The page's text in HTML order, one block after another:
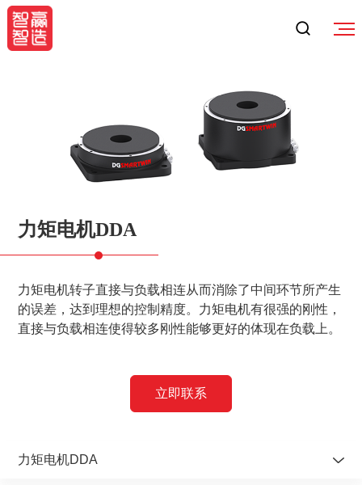
力矩电机DDA
力矩电机转子直接与负载相连从而消除了中间环节所产生
的误差，达到理想的控制精度。力矩电机有很强的刚性，
直接与负载相连使得较多刚性能够更好的体现在负载上。
立即联系
力矩电机DDA